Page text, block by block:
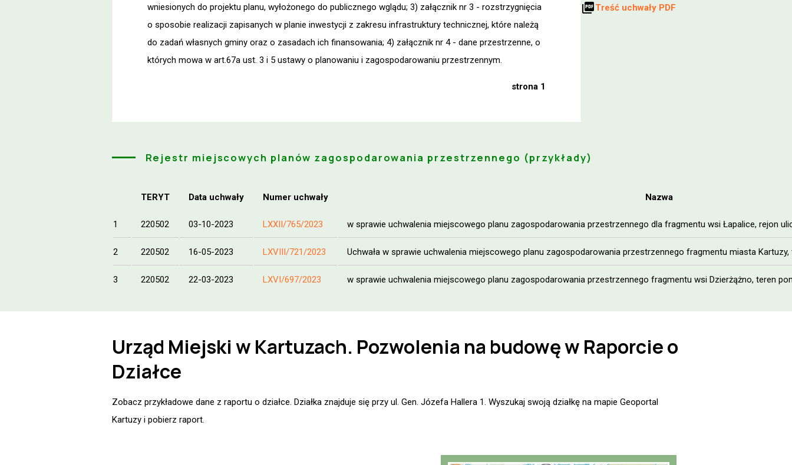
wniesionych do projektu planu, wyłożonego do publicznego wglądu; 3) załącznik nr 3 - rozstrzygnięcia
o sposobie realizacji zapisanych w planie inwestycji z zakresu infrastruktury technicznej, które należą
do zadań własnych gminy oraz o zasadach ich finansowania; 4) załącznik nr 4 - dane przestrzenne, o
których mowa w art.67a ust. 3 i 5 ustawy o planowaniu i zagospodarowaniu przestrzennym.
strona 1
picture_as_pdfTreść uchwały PDF
Rejestr miejscowych planów zagospodarowania przestrzennego (przykłady)
TERYT Data uchwały Numer uchwały Nazwa
1 220502 03-10-2023 LXXII/765/2023 w sprawie uchwalenia miejscowego planu zagospodarowania przestrzennego dla fragmentu wsi Łapalice, rejon
2 220502 16-05-2023 LXVIII/721/2023 Uchwała w sprawie uchwalenia miejscowego planu zagospodarowania przestrzennego fragmentu miasta
3 220502 22-03-2023 LXVI/697/2023 w sprawie uchwalenia miejscowego planu zagospodarowania przestrzennego fragmentu wsi Dzierżążno, teren
Urząd Miejski w Kartuzach. Pozwolenia na budowę w Raporcie o
Działce
Zobacz przykładowe dane z raportu o działce. Działka znajduje się przy ul. Gen. Józefa Hallera 1. Wyszukaj swoją działkę na mapie Geoportal
Kartuzy i pobierz raport.